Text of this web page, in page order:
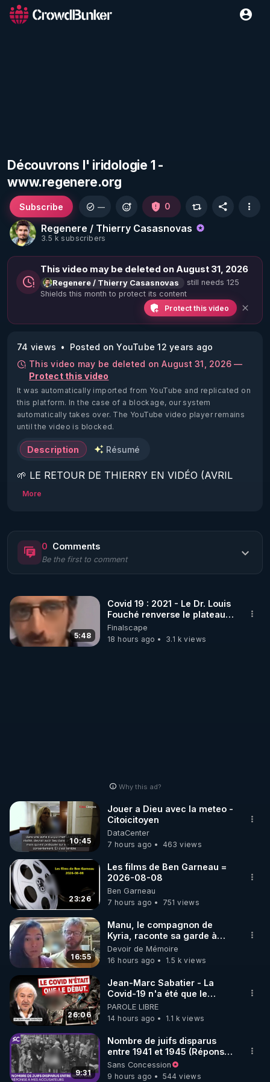
Découvrons l' iridologie 1 -
www.regenere.org
Regenere / Thierry Casasnovas
3.5 k subscribers
Subscribe — 0
This video may be deleted on August 31, 2026
Regenere / Thierry Casasnovas
still needs 125
Shields this month to protect its content
Protect this video
74 views
Posted on YouTube 12 years ago
This video may be deleted on August 31, 2026 —
Protect this video
It was automatically imported from YouTube and replicated on
this platform. In the case of a blockage, our system
automatically takes over. The YouTube video player remains
until the video is blocked.
Description Résumé
🌱 LE RETOUR DE THIERRY EN VIDÉO (AVRIL
2022)!
https://www.rgnr.fr/presentation.html
🌱 LE MAGAZINE RÉGÉNÈRE
🌱 LA BOUTIQUE DU MAGAZINE
Pour obtenir les anciens numéros que vous avez
🌱 INSTAGRAM
https://www.instagram.com/rdlr_thierrycasasnovas/
http://rgnr.li/instagram
🌱 LA NEWSLETTER
Pour ne pas rater l’actualité RGNR (stages,
http://rgnr.li/news
🌱 VIDÉOS NON CENSURÉES SUR ODYSEE
Toutes les vidéos Youtube sont aussi sur la
http://rgnr.li/odysee
🌱 LES STAGES EN PRÉSENTIEL
http://rgnr.li/stages
More
0 Comments
Be the first to comment
5:48
Covid 19 : 2021 - Le Dr. Louis
Fouché renverse le plateau
de CNews !
Finalscape
18 hours ago
3.1 k views
Why this ad?
10:45
Jouer a Dieu avec la meteo -
Citoicitoyen
DataCenter
7 hours ago
463 views
23:26
Les films de Ben Garneau =
2026-08-08
Ben Garneau
7 hours ago
751 views
16:55
Manu, le compagnon de
Kyria, raconte sa garde à
vue musclée. PARTAGEZ!
Devoir de Mémoire
16 hours ago
1.5 k views
26:06
Jean-Marc Sabatier - La
Covid-19 n'a été que le
début - L'ARNm & l'ARNm-aa
jusqu où auront-t-il ?
PAROLE LIBRE
14 hours ago
1.1 k views
9:31
Nombre de juifs disparus
entre 1941 et 1945 (Réponse
à mes accusateurs)
Sans Concession
9 hours ago
544 views